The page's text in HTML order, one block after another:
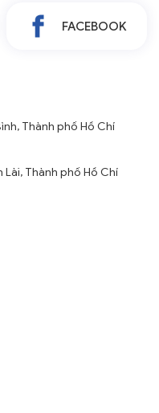
FACEBOOK
Thành phố Hồ Chí
Lài, Thành phố Hồ Chí